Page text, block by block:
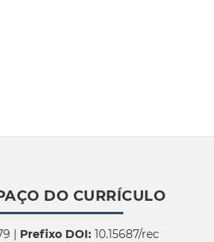
DO CURRÍCULO
| Prefixo DOI:10.15687/rec